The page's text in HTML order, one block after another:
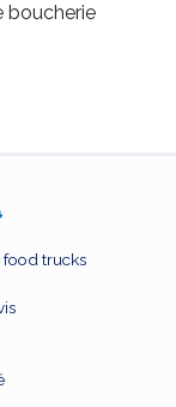
boucherie
food trucks